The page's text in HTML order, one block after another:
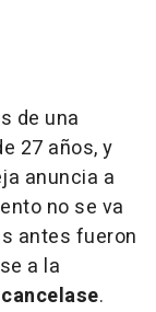
de una
27 años, y
anuncia a
no se va
antes fueron
a la
.